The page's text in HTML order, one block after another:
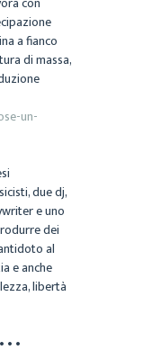
a fianco
di massa,
un-
due dj,
e uno
dei
al
e anche
libertà
• •